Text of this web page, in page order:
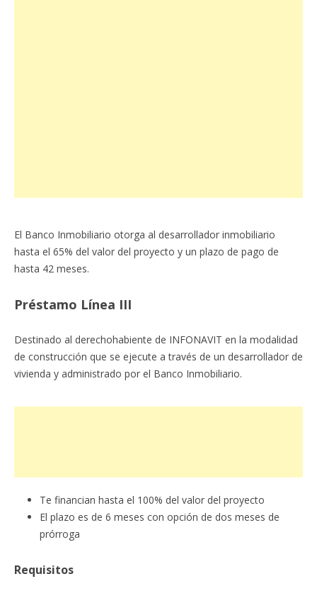
El Banco Inmobiliario otorga al desarrollador inmobiliario
hasta el 65% del valor del proyecto y un plazo de pago de
hasta 42 meses.
Préstamo Línea III
Destinado al derechohabiente de INFONAVIT en la modalidad
de construcción que se ejecute a través de un desarrollador de
vivienda y administrado por el Banco Inmobiliario.
Te financian hasta el 100% del valor del proyecto
El plazo es de 6 meses con opción de dos meses de
prórroga
Requisitos